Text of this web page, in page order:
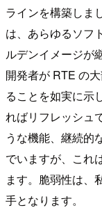
ラインを構築しま
は、あらゆるソフ
ルデンイメージが
開発者が RTE の
ることを如実に示
ればリフレッシュ
うな機能、継続的
でいますが、これ
ます。脆弱性は、
手となります。